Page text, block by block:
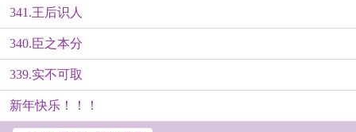
341.王后识人
340.臣之本分
339.实不可取
新年快乐！！！